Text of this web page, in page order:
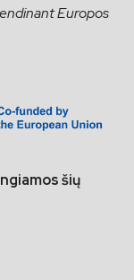
Europos
šių